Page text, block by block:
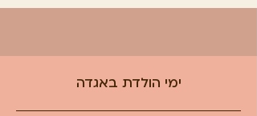
ימי הולדת באגדה